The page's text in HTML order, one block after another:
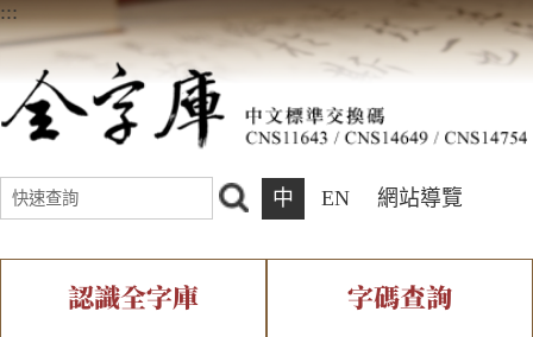
:::
中 EN 網站導覽
認識全字庫 字碼查詢